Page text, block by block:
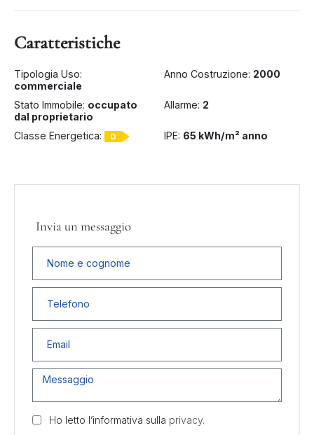
Caratteristiche
Tipologia Uso:
commerciale
Anno Costruzione: 2000
Stato Immobile: occupato
dal proprietario
Allarme: 2
Classe Energetica: D IPE: 65 kWh/m² anno
Invia un messaggio
Ho letto l’informativa sulla privacy.